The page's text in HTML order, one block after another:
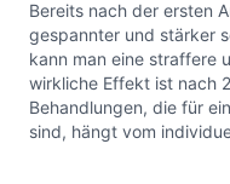
Bereits nach der ersten
gespannter und stärker
kann man eine straffere
wirkliche Effekt ist nach
Behandlungen, die für
sind, hängt vom